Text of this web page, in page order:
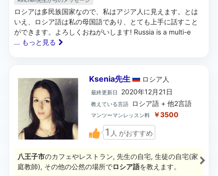
ロシアは多民族国家なので、私はアジア人に見えます。とは
いえ、ロシア語は私の母国語であり、とても上手に話すこと
ができます。よろしくおねがいします! Russia is a multi-e
... もっと見る
Ksenia先生 ロシア 人
最終更新日 2020年12月21日
教えている言語 ロシア語 + 他2言語
マンツーマンレッスン料 ￥3500
1 人 がおすすめ
八王子市のカフェやレストラン, 先生の自宅, 生徒の自宅(家
庭教師), その他の公然の場所でロシア語を教えます。